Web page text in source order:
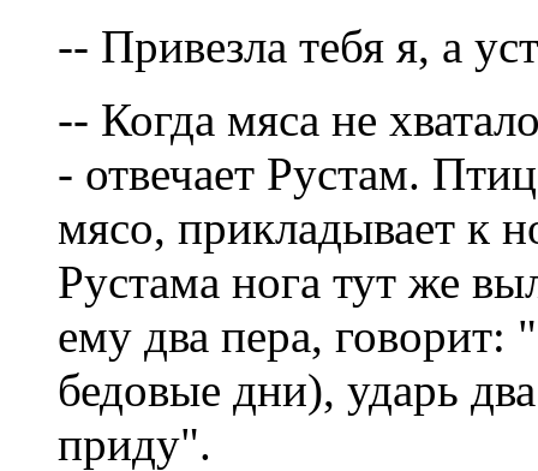
-- Привезла тебя я, а
-- Когда мяса не
- отвечает Рустам.
мясо, прикладывает к
Рустама нога тут же
ему два пера, говорит:
бедовые дни), ударь
приду".